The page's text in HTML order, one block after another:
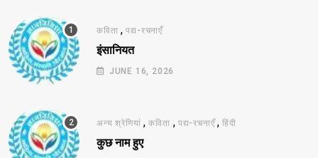
कविता ,पद्य-रचनाएँ
इंसानियत
JUNE 16, 2026
अन्य श्रेणियां ,कविता , पद्य-रचनाएँ,हिंदी
कुछ नाम हुए